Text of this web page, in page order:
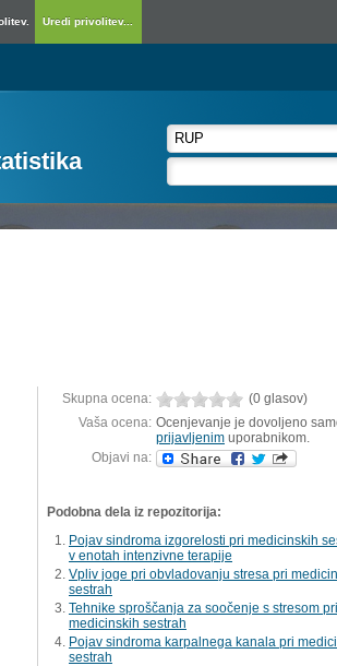
Uredi privolitev...
Skupna ocena:
(0 glasov)
Vaša ocena: Ocenjevanje je dovoljeno
prijavljenim uporabnikom.
Objavi na:
Podobna dela iz repozitorija:
Pojav sindroma izgorelosti pri medicinskih
v enotah intenzivne terapije
Vpliv joge pri obvladovanju stresa pri
sestrah
Tehnike sproščanja za soočenje s stresom pri
medicinskih sestrah
Pojav sindroma karpalnega kanala pri
sestrah